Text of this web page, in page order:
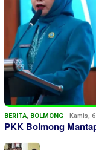
BERITA, BOLMONG Kamis,
PKK Bolmong